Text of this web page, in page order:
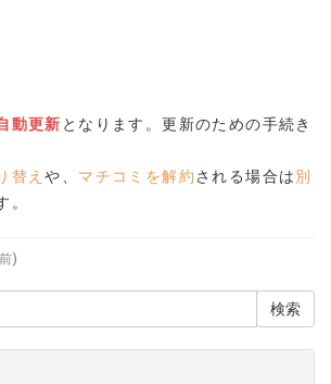
動更新 となります。更新のための手続き
替えや、 マチコミを解約される場合は別
。
)